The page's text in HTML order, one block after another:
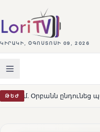
ԿԻՐԱԿԻ, ՕԳՈՍՏՈՍԻ 09, 2026
ԹԵԺ պարտությունը